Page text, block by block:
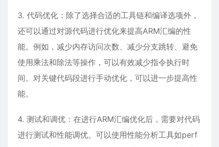
3. 代码优化：除了选择合适的工具链和编译选项外，
还可以通过对源代码进行优化来提高ARM汇编的性
能。例如，减少内存访问次数、减少分支跳转、避免
使用乘法和除法等操作，可以有效减少指令执行时
间。对关键代码段进行手动优化，可以进一步提高性
能。
4. 测试和调优：在进行ARM汇编优化后，需要对代码
进行测试和性能调优。可以使用性能分析工具如perf